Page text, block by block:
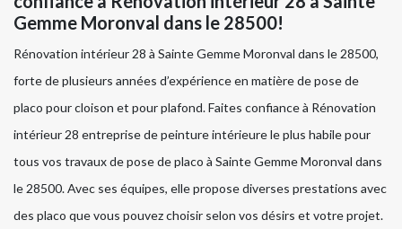
Gemme Moronval dans le 28500!
Rénovation intérieur 28 à Sainte Gemme Moronval dans le 28500,
forte de plusieurs années d’expérience en matière de pose de
placo pour cloison et pour plafond. Faites confiance à Rénovation
intérieur 28 entreprise de peinture intérieure le plus habile pour
tous vos travaux de pose de placo à Sainte Gemme Moronval dans
le 28500. Avec ses équipes, elle propose diverses prestations avec
des placo que vous pouvez choisir selon vos désirs et votre projet.